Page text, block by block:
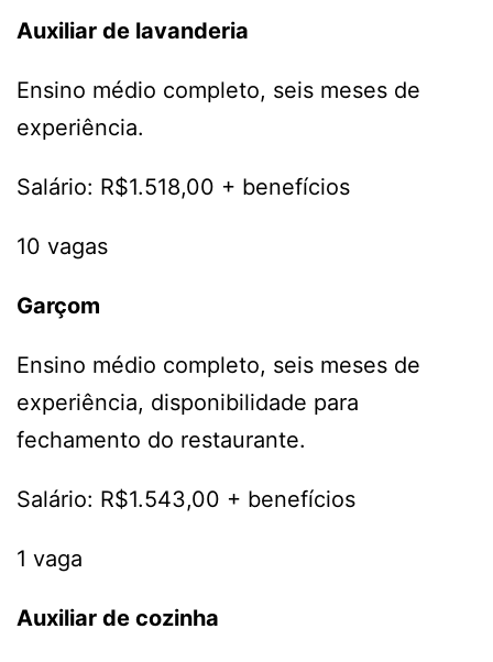
Auxiliar de lavanderia
Ensino médio completo, seis meses de
experiência.
Salário: R$1.518,00 + benefícios
10 vagas
Garçom
Ensino médio completo, seis meses de
experiência, disponibilidade para
fechamento do restaurante.
Salário: R$1.543,00 + benefícios
1 vaga
Auxiliar de cozinha